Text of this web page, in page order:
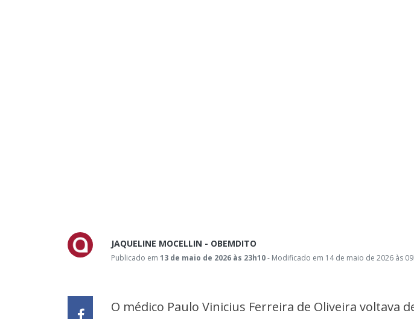
JAQUELINE MOCELLIN - OBEMDITO
Publicado em13 de maio de 2026 às 23h10- Modificado em 14 de maio de 2026 às
O médico Paulo Vinicius Ferreira de Oliveira voltava